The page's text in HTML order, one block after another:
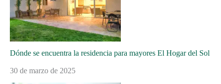
Dónde se encuentra la residencia para mayores El Hogar del Sol
30 de marzo de 2025